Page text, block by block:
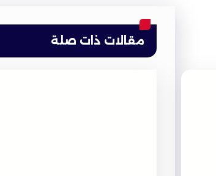
مقالات ذات صلة